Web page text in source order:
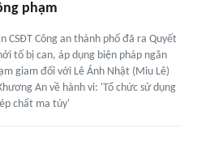
phạm
CSĐT Công an thành phố đã ra Quyết
tố bị can, áp dụng biện pháp ngăn
giam đối với Lê Ánh Nhật (Miu Lê)
An về hành vi: 'Tổ chức sử dụng
chất ma túy'